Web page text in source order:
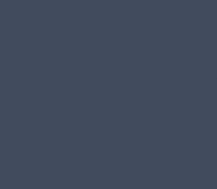
dell'ambiente.